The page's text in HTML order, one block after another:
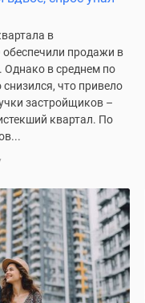
в
продажи в
Однако в среднем по
что привело
застройщиков –
квартал. По